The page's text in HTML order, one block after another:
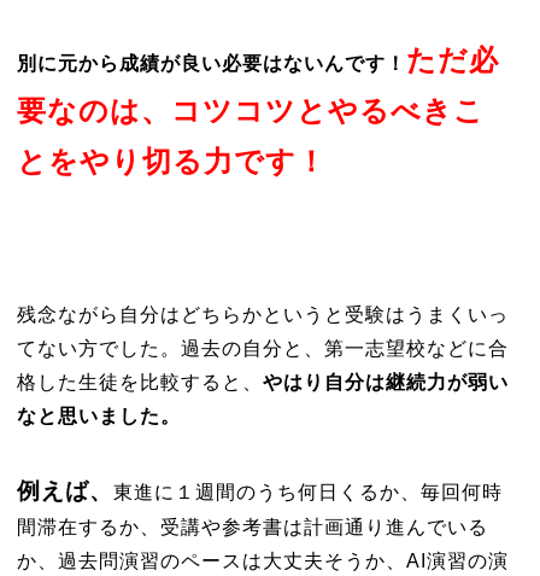
別に元から成績が良い必要はないんです！ ただ必
要なのは、コツコツとやるべきこ
とをやり切る力です！
残念ながら自分はどちらかというと受験はうまくいっ
てない方でした。過去の自分と、第一志望校などに合
格した生徒を比較すると、 やはり自分は継続力が弱い
なと思いました。
例えば、
東進に１週間のうち何日くるか、毎回何時
間滞在するか、受講や参考書は計画通り進んでいる
か、過去問演習のペースは大丈夫そうか、AI演習の演